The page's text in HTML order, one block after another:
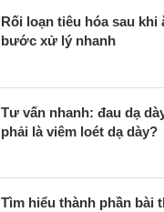
Rối loạn tiêu hóa sau khi
bước xử lý nhanh
Tư vấn nhanh: đau dạ
phải là viêm loét dạ dày?
Tìm hiểu thành phần bài